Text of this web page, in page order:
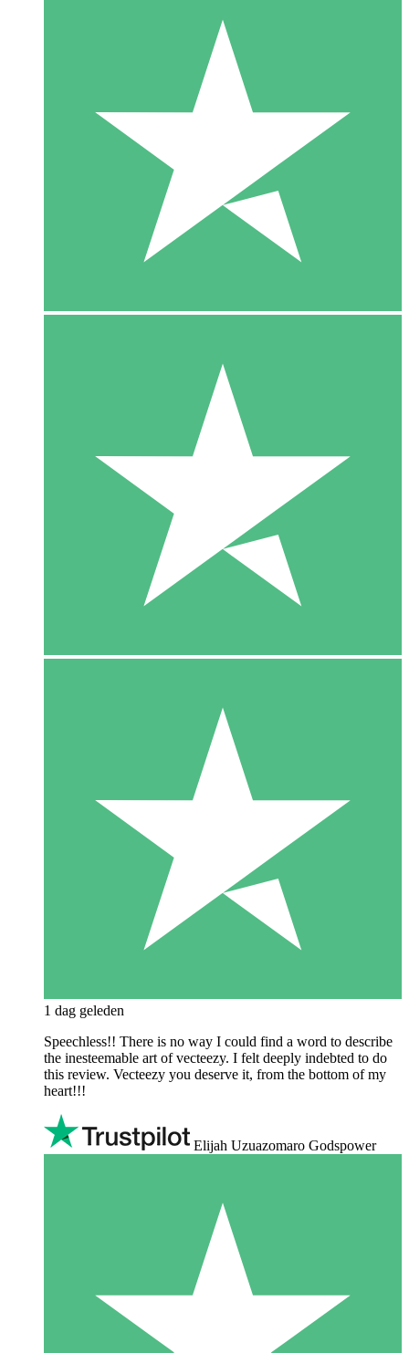
1 dag geleden
Speechless!! There is no way I could find a word to describe
the inesteemable art of vecteezy. I felt deeply indebted to do
this review. Vecteezy you deserve it, from the bottom of my
heart!!!
Elijah Uzuazomaro Godspower